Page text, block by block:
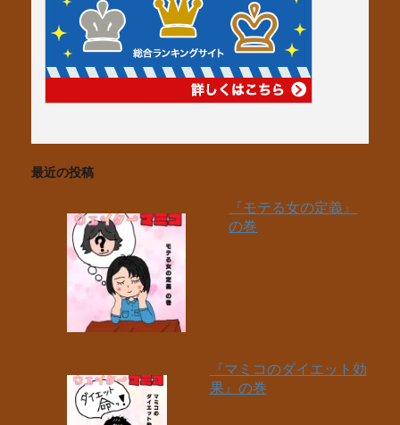
最近の投稿
『モテる女の定義』
の巻
『マミコのダイエット効
果』の巻